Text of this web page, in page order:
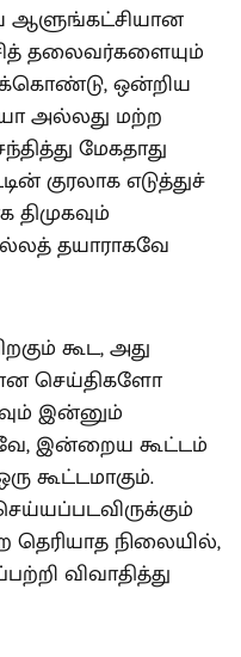
ஆளுங்கட்சியான
தலைவர்களையும்
ஒன்றிய
அல்லது மற்ற
மேகதாது
குரலாக எடுத்துச்
தயாராகவே
கூட, அது
செய்திகளோ
இன்னும்
இன்றைய கூட்டம்
கூட்டமாகும்.
நிலையில்,
விவாதித்து